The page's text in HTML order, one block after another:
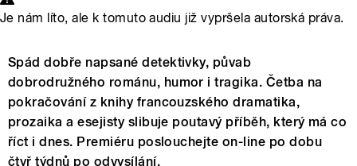
Je nám líto, ale k tomuto audiu již vypršela autorská práva.
Spád dobře napsané detektivky, půvab
dobrodružného románu, humor i tragika. Četba na
pokračování z knihy francouzského dramatika,
prozaika a esejisty slibuje poutavý příběh, který má co
říct i dnes. Premiéru poslouchejte on-line po dobu
čtyř týdnů po odvysílání.